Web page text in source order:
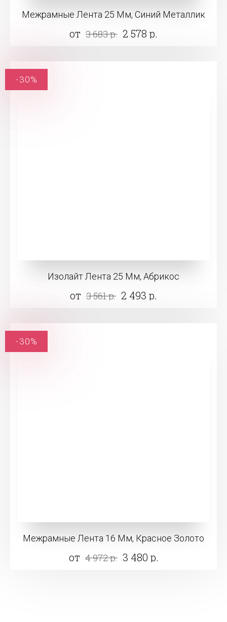
Межрамные Лента 25 Мм, Синий Металлик
от 3 683 р. 2 578 р.
Изолайт Лента 25 Мм, Абрикос
от 3 561 р. 2 493 р.
-30%
Межрамные Лента 16 Мм, Красное Золото
от 4 972 р. 3 480 р.
-30%